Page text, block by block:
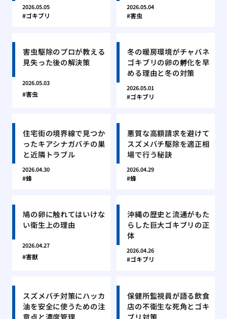
2026.05.05
ゴキブリ
2026.05.04
害虫
害虫駆除のプロが教える
見失った後の解決策
2026.05.03
害虫
冬の暖房環境がチャバネ
ゴキブリの卵の孵化を早
める理由と冬の対策
2026.05.01
ゴキブリ
住宅街の境界線で見つか
ったキアシナガバチの巣
と近隣トラブル
2026.04.30
蜂
悪質な高額請求を避けて
スズメバチ駆除を適正相
場で行う秘訣
2026.04.29
蜂
鳩の卵に触れてはいけな
い衛生上の理由
2026.04.27
害獣
沖縄の歴史と流通がもた
らした巨大ゴキブリの正
体
2026.04.26
ゴキブリ
スズメバチ対策にハッカ
油を安全に使うための注
意点と濃度管理
保健所監視員が語る飲食
店の不衛生な死角とゴキ
ブリ対策